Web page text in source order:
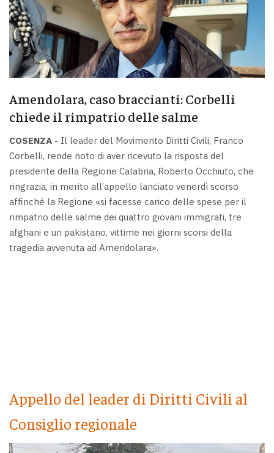
Amendolara, caso braccianti: Corbelli
chiede il rimpatrio delle salme
COSENZA - Il leader del Movimento Diritti Civili, Franco
Corbelli, rende noto di aver ricevuto la risposta del
presidente della Regione Calabria, Roberto Occhiuto, che
ringrazia, in merito all’appello lanciato venerdì scorso
affinché la Regione «si facesse carico delle spese per il
rimpatrio delle salme dei quattro giovani immigrati, tre
afghani e un pakistano, vittime nei giorni scorsi della
tragedia avvenuta ad Amendolara».
Appello del leader di Diritti Civili al
Consiglio regionale